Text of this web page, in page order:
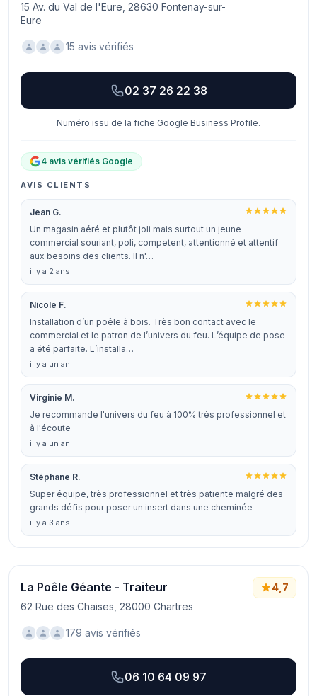
15 Av. du Val de l'Eure, 28630 Fontenay-sur-
Eure
15 avis vérifiés
02 37 26 22 38
Numéro issu de la fiche Google Business Profile.
4 avis vérifiés Google
AVIS CLIENTS
Jean G.
Un magasin aéré et plutôt joli mais surtout un jeune
commercial souriant, poli, competent, attentionné et attentif
aux besoins des clients. Il n'…
il y a 2 ans
Nicole F.
Installation d’un poêle à bois. Très bon contact avec le
commercial et le patron de l’univers du feu. L’équipe de pose
a été parfaite. L’installa…
il y a un an
Virginie M.
Je recommande l'univers du feu à 100% très professionnel et
à l'écoute
il y a un an
Stéphane R.
Super équipe, très professionnel et très patiente malgré des
grands défis pour poser un insert dans une cheminée
il y a 3 ans
La Poêle Géante - Traiteur
62 Rue des Chaises, 28000 Chartres
4,7
179 avis vérifiés
06 10 64 09 97